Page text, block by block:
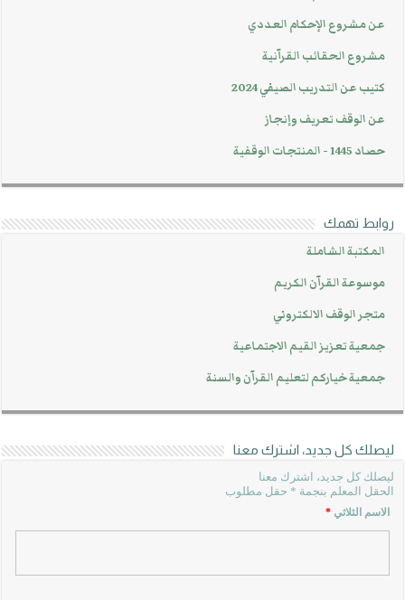
عن مشروع الإحكام العددي
مشروع الحقائب القرآنية
كتيب عن التدريب الصيفي 2024
عن الوقف تعريف وإنجاز
حصاد 1445 - المنتجات الوقفية
روابط تهمك
المكتبة الشاملة
موسوعة القرآن الكريم
متجر الوقف الالكتروني
جمعية تعزيز القيم الاجتماعية
جمعية خياركم لتعليم القرآن والسنة
ليصلك كل جديد، اشترك معنا
ليصلك كل جديد، اشترك معنا
الحقل المعلم بنجمة * حقل مطلوب
الاسم الثلاثي*